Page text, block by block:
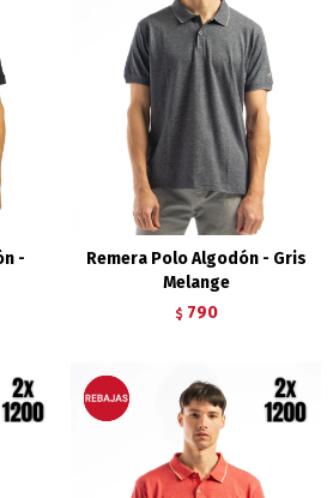
-
Remera Polo Algodón - Gris
Melange
$ 790